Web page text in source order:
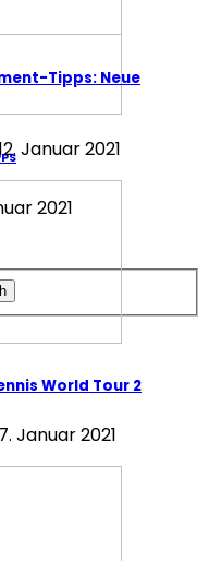
2021
Tipps: Neue
Januar 2021
World Tour 2
7. Januar 2021